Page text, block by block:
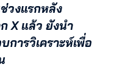
วงแรกหลัง
กXแล้ว ยังนำ
การวิเคราะห์เพื่อ